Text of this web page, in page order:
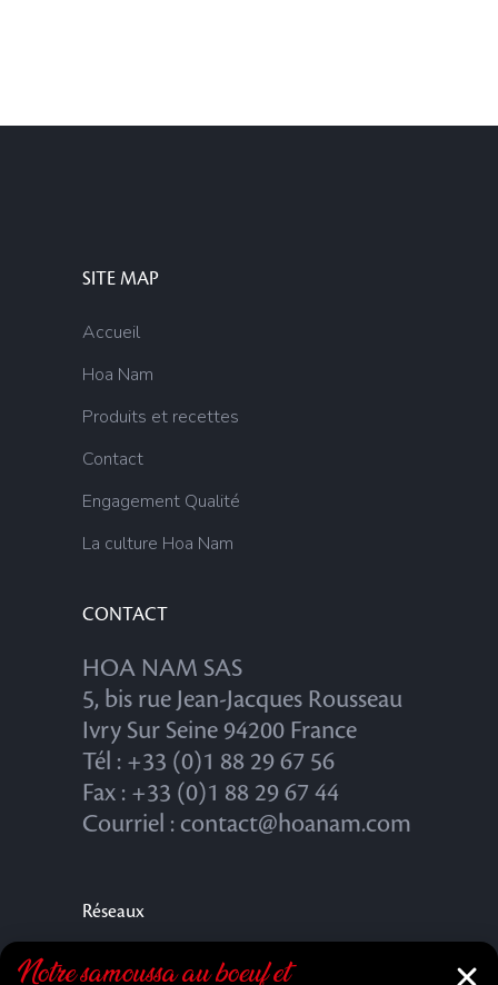
SITE MAP
Accueil
Hoa Nam
Produits et recettes
Contact
Engagement Qualité
La culture Hoa Nam
CONTACT
HOA NAM SAS
5, bis rue Jean-Jacques Rousseau
Ivry Sur Seine 94200 France
Tél : +33 (0)1 88 29 67 56
Fax : +33 (0)1 88 29 67 44
Courriel : contact@hoanam.com
Réseaux
Notre samoussa au bœuf et